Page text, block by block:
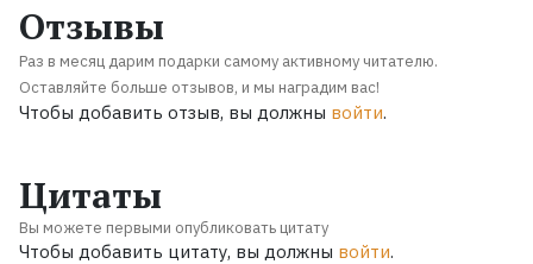
Отзывы
Раз в месяц дарим подарки самому активному читателю.
Оставляйте больше отзывов, и мы наградим вас!
Чтобы добавить отзыв, вы должны войти.
Цитаты
Вы можете первыми опубликовать цитату
Чтобы добавить цитату, вы должны войти.